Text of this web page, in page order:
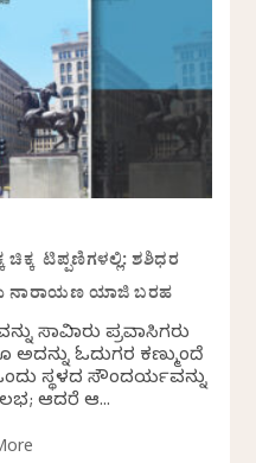
ಚಿಕ್ಕ ಟಿಪ್ಪಣಿಗಳಲ್ಲಿ: ಶಶಿಧರ
ನಾರಾಯಣ ಯಾಜಿ ಬರಹ
ಸಾವಿರಾರು ಪ್ರವಾಸಿಗರು
ಓದುಗರ ಕಣ್ಮುಂದೆ
ಸ್ಥಳದ ಸೌಂದರ್ಯವನ್ನು
ಆದರೆ ಆ...